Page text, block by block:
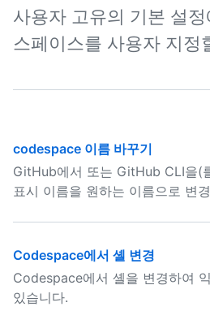
사용자 고유의 기본 설
스페이스를 사용자 지정
codespace 이름 바꾸기
GitHub에서 또는 GitHub CLI을(
표시 이름을 원하는 이름으로 변
Codespace에서 셸 변경
Codespace에서 셸을 변경하여
있습니다.